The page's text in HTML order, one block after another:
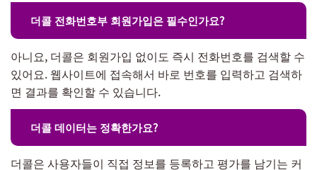
더콜 전화번호부 회원가입은 필수인가요?
아니요, 더콜은 회원가입 없이도 즉시 전화번호를 검색할 수
있어요. 웹사이트에 접속해서 바로 번호를 입력하고 검색하
면 결과를 확인할 수 있습니다.
더콜 데이터는 정확한가요?
더콜은 사용자들이 직접 정보를 등록하고 평가를 남기는 커